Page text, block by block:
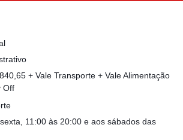
+ Vale Transporte + Vale Alimentação
Off
11:00 às 20:00 e aos sábados das